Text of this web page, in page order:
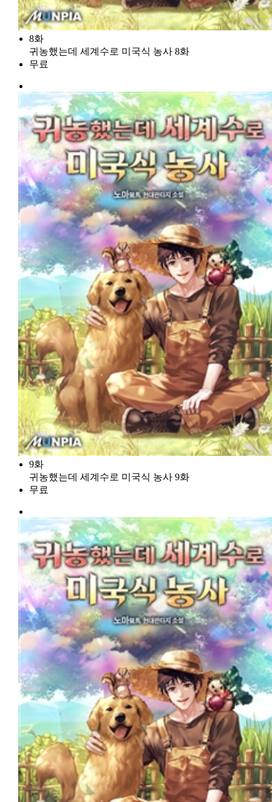
8화
귀농했는데 세계수로 미국식 농사 8화
무료
9화
귀농했는데 세계수로 미국식 농사 9화
무료